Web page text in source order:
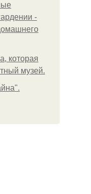
-
которая
музей.